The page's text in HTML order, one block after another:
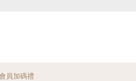
員加碼禮